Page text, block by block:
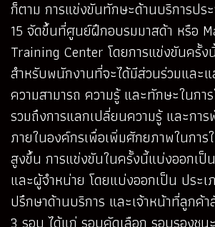
ก็ตาม การแข่งขันทักษะด้านบริการปร
15 จัดขึ้นที่ศูนย์ฝึกอบรมมาสด้า หรือ
Training Center โดยการแข่งขันครั้ง
สำหรับพนักงานที่จะได้มีส่วนร่วมและ
ความสามารถ ความรู้ และทักษะในกา
รวมถึงการแลกเปลี่ยนความรู้ และกา
ภายในองค์กรเพื่อเพิ่มศักยภาพในการ
สูงขึ้น การแข่งขันในครั้งนี้แบ่งออกเ
และผู้จำหน่าย โดยแบ่งออกเป็น ประ
ปรึกษาด้านบริการ และเจ้าหน้าที่ลูกค้